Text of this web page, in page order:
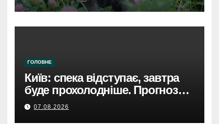
ГОЛОВНЕ
Київ: спека відступає, завтра
буде прохолодніше. Прогноз
погоди
07.08.2026